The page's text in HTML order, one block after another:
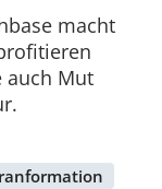
macht
auch Mut